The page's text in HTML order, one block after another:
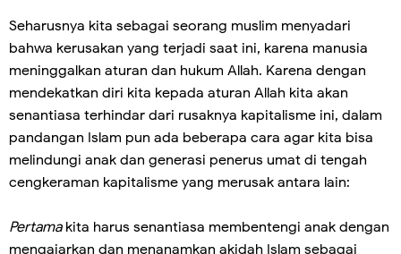
Seharusnya kita sebagai seorang muslim menyadari
bahwa kerusakan yang terjadi saat ini, karena manusia
meninggalkan aturan dan hukum Allah. Karena dengan
mendekatkan diri kita kepada aturan Allah kita akan
senantiasa terhindar dari rusaknya kapitalisme ini, dalam
pandangan Islam pun ada beberapa cara agar kita bisa
melindungi anak dan generasi penerus umat di tengah
cengkeraman kapitalisme yang merusak antara lain:
Pertamakita harus senantiasa membentengi anak dengan
mengajarkan dan menanamkan akidah Islam sebagai